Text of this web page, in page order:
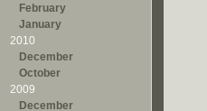
February
January
2010
December
October
2009
December